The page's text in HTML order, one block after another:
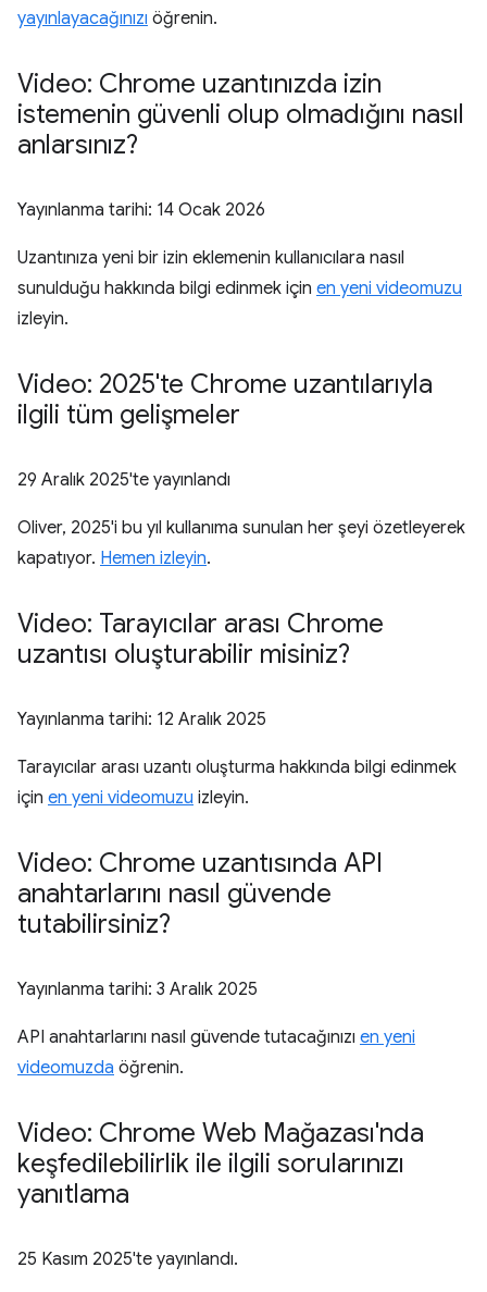
yayınlayacağınızı öğrenin.
Video: Chrome uzantınızda izin
istemenin güvenli olup olmadığını nasıl
anlarsınız?
Yayınlanma tarihi: 14 Ocak 2026
Uzantınıza yeni bir izin eklemenin kullanıcılara nasıl
sunulduğu hakkında bilgi edinmek için en yeni videomuzu
izleyin.
Video: 2025'te Chrome uzantılarıyla
ilgili tüm gelişmeler
29 Aralık 2025'te yayınlandı
Oliver, 2025'i bu yıl kullanıma sunulan her şeyi özetleyerek
kapatıyor. Hemen izleyin.
Video: Tarayıcılar arası Chrome
uzantısı oluşturabilir misiniz?
Yayınlanma tarihi: 12 Aralık 2025
Tarayıcılar arası uzantı oluşturma hakkında bilgi edinmek
için en yeni videomuzu izleyin.
Video: Chrome uzantısında API
anahtarlarını nasıl güvende
tutabilirsiniz?
Yayınlanma tarihi: 3 Aralık 2025
API anahtarlarını nasıl güvende tutacağınızı en yeni
videomuzda öğrenin.
Video: Chrome Web Mağazası'nda
keşfedilebilirlik ile ilgili sorularınızı
yanıtlama
25 Kasım 2025'te yayınlandı.